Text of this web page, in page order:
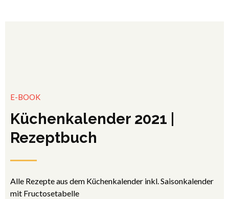
E-BOOK
Küchenkalender 2021 |
Rezeptbuch
Alle Rezepte aus dem Küchenkalender inkl. Saisonkalender
mit Fructosetabelle